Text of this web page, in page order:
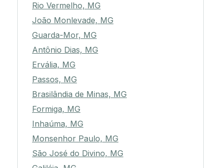
Rio Vermelho, MG
João Monlevade, MG
Guarda-Mor, MG
Antônio Dias, MG
Ervália, MG
Passos, MG
Brasilândia de Minas, MG
Formiga, MG
Inhaúma, MG
Monsenhor Paulo, MG
São José do Divino, MG